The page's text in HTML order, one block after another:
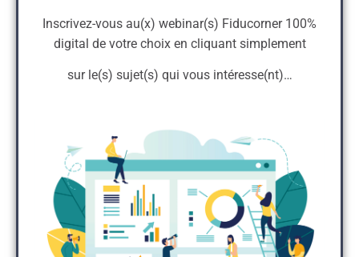
Inscrivez-vous au(x) webinar(s) Fiducorner 100%
digital de votre choix en cliquant simplement
sur le(s) sujet(s) qui vous intéresse(nt)…